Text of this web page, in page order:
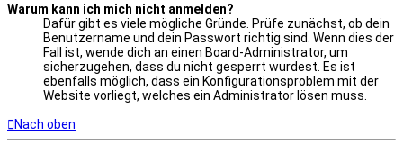
Warum kann ich mich nicht anmelden?
Dafür gibt es viele mögliche Gründe. Prüfe zunächst, ob dein
Benutzername und dein Passwort richtig sind. Wenn dies der
Fall ist, wende dich an einen Board-Administrator, um
sicherzugehen, dass du nicht gesperrt wurdest. Es ist
ebenfalls möglich, dass ein Konfigurationsproblem mit der
Website vorliegt, welches ein Administrator lösen muss.
Nach oben